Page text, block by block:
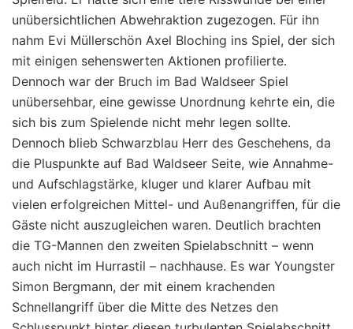
unübersichtlichen Abwehraktion zugezogen. Für ihn
nahm Evi Müllerschön Axel Bloching ins Spiel, der sich
mit einigen sehenswerten Aktionen profilierte.
Dennoch war der Bruch im Bad Waldseer Spiel
unübersehbar, eine gewisse Unordnung kehrte ein, die
sich bis zum Spielende nicht mehr legen sollte.
Dennoch blieb Schwarzblau Herr des Geschehens, da
die Pluspunkte auf Bad Waldseer Seite, wie Annahme-
und Aufschlagstärke, kluger und klarer Aufbau mit
vielen erfolgreichen Mittel- und Außenangriffen, für die
Gäste nicht auszugleichen waren. Deutlich brachten
die TG-Mannen den zweiten Spielabschnitt – wenn
auch nicht im Hurrastil – nachhause. Es war Youngster
Simon Bergmann, der mit einem krachenden
Schnellangriff über die Mitte des Netzes den